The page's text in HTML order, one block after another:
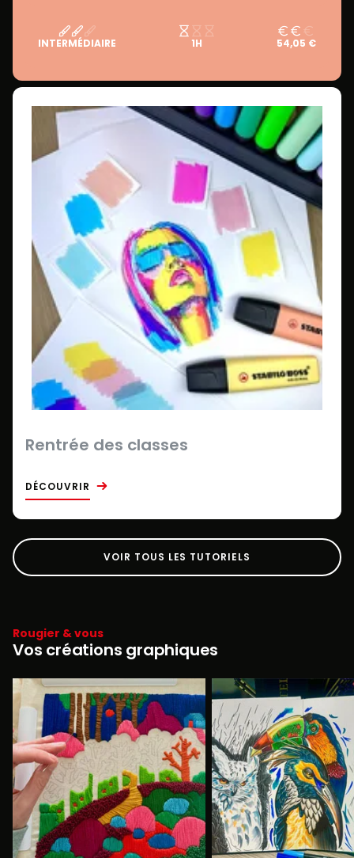
INTERMÉDIAIRE 1H 54,05 €
Rentrée des classes
DÉCOUVRIR
VOIR TOUS LES TUTORIELS
Rougier & vous
Vos créations graphiques